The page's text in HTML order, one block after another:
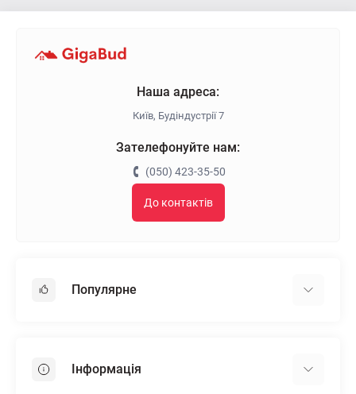
Наша адреса:
Київ, Будіндустрії 7
Зателефонуйте нам:
(050) 423-35-50
До контактів
Популярне
Пінопласт
Інформація